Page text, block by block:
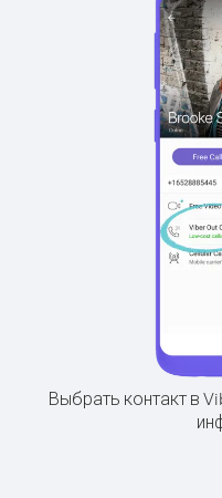
Выбрать контакт в